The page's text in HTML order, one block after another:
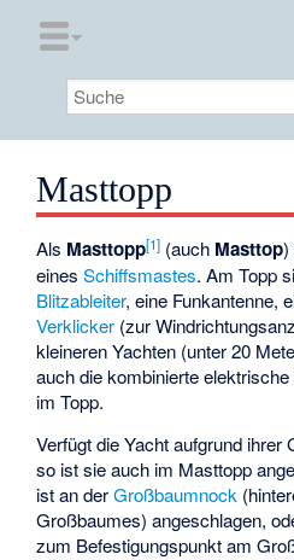
Masttopp
Als Masttopp[1] (auch Masttop)
einesSchiffsmastes. Am Topp
Blitzableiter, eine Funkantenne,
Verklicker (zur
kleineren Yachten (unter 20
auch die kombinierte
im Topp.
Verfügt die Yacht aufgrund ihrer
so ist sie auch im Masttopp
ist an derGroßbaumnock
Großbaumes) angeschlagen,
zum Befestigungspunkt am